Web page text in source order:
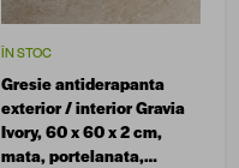
ÎN STOC
Gresie antiderapanta
exterior / interior Gravia
Ivory, 60 x 60 x 2 cm,
mata, portelanata,